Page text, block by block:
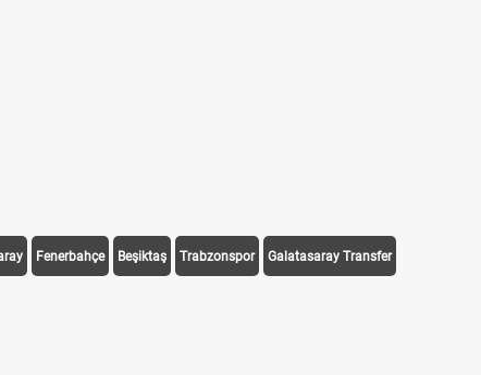
Fenerbahçe Beşiktaş Trabzonspor Galatasaray Transfer